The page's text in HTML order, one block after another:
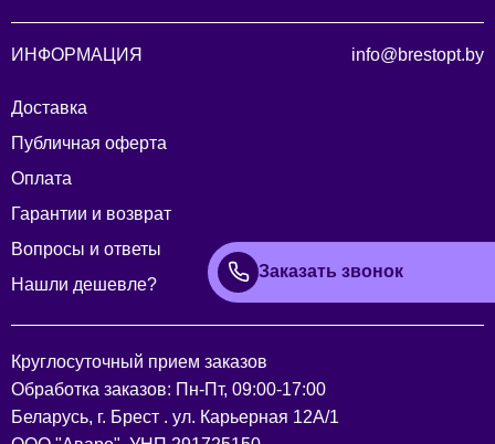
ИНФОРМАЦИЯ
Доставка
Публичная оферта
Оплата
Гарантии и возврат
Вопросы и ответы
Нашли дешевле?
info@brestopt.by
Заказать звонок
Круглосуточный прием заказов
Обработка заказов: Пн-Пт, 09:00-17:00
Беларусь, г. Брест . ул. Карьерная 12А/1